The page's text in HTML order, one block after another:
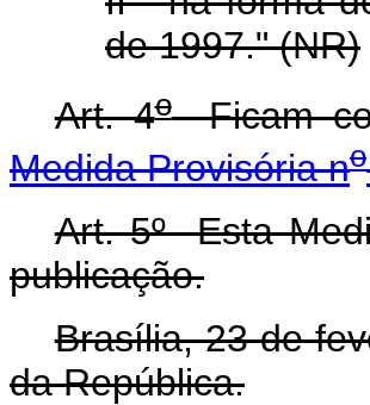
de 1997." (NR)
Art. 4oFicam
Medida Provisória no
Art. 5º Esta
publicação.
Brasília, 23 de
da República.